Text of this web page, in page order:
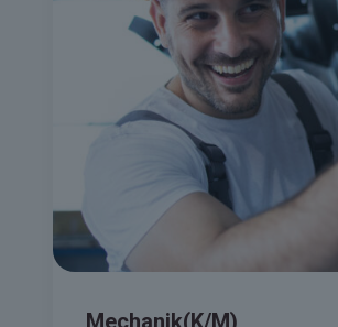
Mechanik(K/M)